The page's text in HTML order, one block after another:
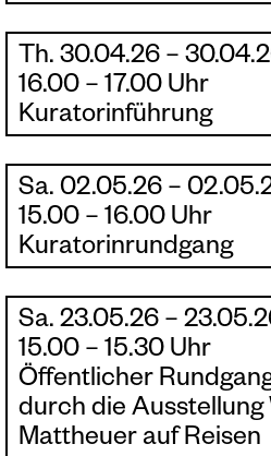
Th. 30.04.26 –
16.00 – 17.00 Uhr
Kuratorinführung
Wolfgang Mattheuer – Auf
Zeichnungen 1941 - 2002
Die Führung ist im Eintritt
Sa. 02.05.26 –
15.00 – 16.00 Uhr
Kuratorinrundgang
Auf Reisenmit der
Der Rundgang ist im Eintritt
Sa. 23.05.26 –
15.00 – 15.30 Uhr
Öffentlicher
durch die Ausstellung
Mattheuer auf Reisen